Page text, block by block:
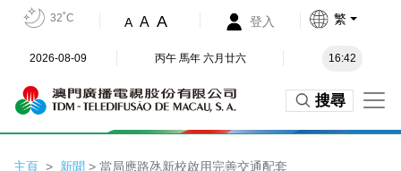
32˚C A A A 登入 繁
2026-08-09 丙午 馬年 六月廿六 16:42
搜尋
主頁 新聞 > 當局應路氹新校啟用完善交通配套